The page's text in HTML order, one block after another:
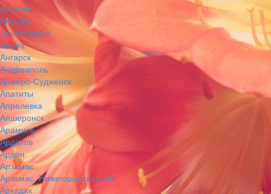
Алексин
Алушта
Альметьевск
Анапа
Ангарск
Андреаполь
Анжеро-Судженск
Апатиты
Апрелевка
Апшеронск
Арамиль
Ардатов
Ардон
Арзамас
Арзамас, Нижегородская обл.
Аркадак